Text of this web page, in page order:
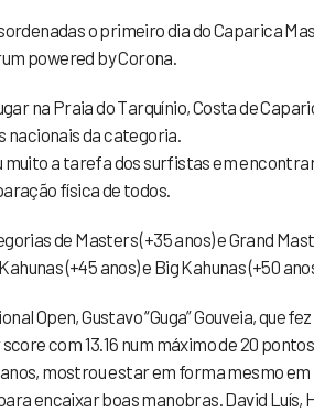
o primeiro dia do Caparica
powered by Corona.
na Praia do Tarquínio, Costa de
nacionais da categoria.
muito a tarefa dos surfistas em
física de todos.
de Masters (+35 anos) e Grand
(+45 anos) e Big Kahunas (+50
Open, Gustavo “Guga” Gouveia, que fez
com 13.16 num máximo de 20
mostrou estar em forma mesmo em
encaixar boas manobras. David Luís,